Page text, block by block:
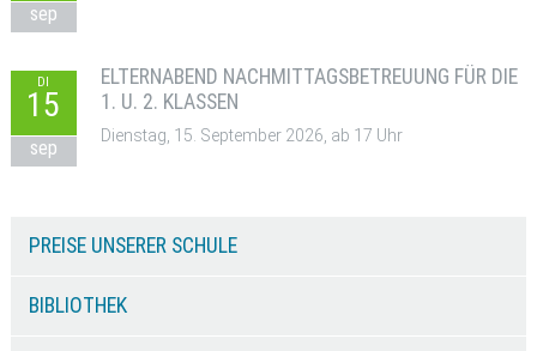
sep
DI
15
sep
ELTERNABEND NACHMITTAGSBETREUUNG FÜR DIE
1. U. 2. KLASSEN
Dienstag, 15. September 2026, ab 17 Uhr
PREISE UNSERER SCHULE
BIBLIOTHEK